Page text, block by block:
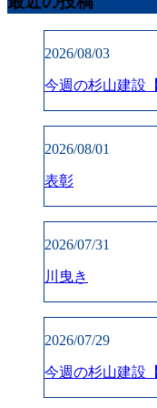
2026/08/03
今週の杉山建設
2026/08/01
表彰
2026/07/31
川曳き
2026/07/29
今週の杉山建設